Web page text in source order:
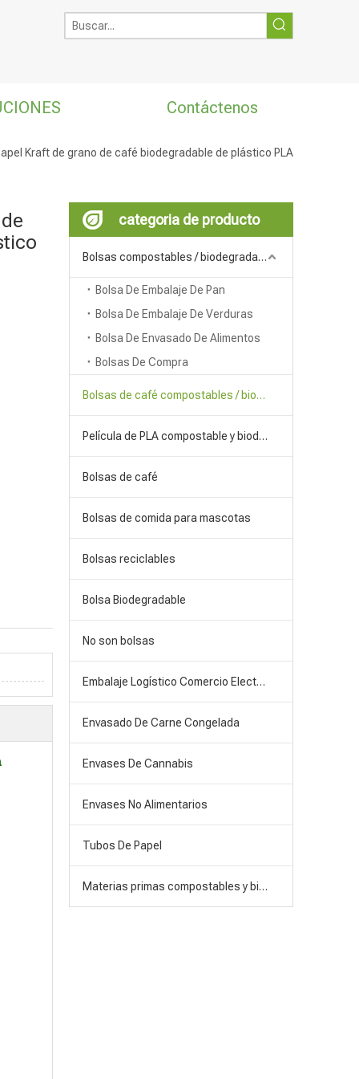
Contáctenos
Kraft de grano de café biodegradable de plástico PLA
categoria de producto
Bolsas compostables / biodegradables
Bolsa De Embalaje De Pan
Bolsa De Embalaje De Verduras
Bolsa De Envasado De Alimentos
Bolsas De Compra
Bolsas de café compostables / biodegradables
Película de PLA compostable y biodegradable
Bolsas de café
Bolsas de comida para mascotas
Bolsas reciclables
Bolsa Biodegradable
No son bolsas
Embalaje Logístico Comercio Electrónico
Envasado De Carne Congelada
Envases De Cannabis
Envases No Alimentarios
Tubos De Papel
Materias primas compostables y biodegradables